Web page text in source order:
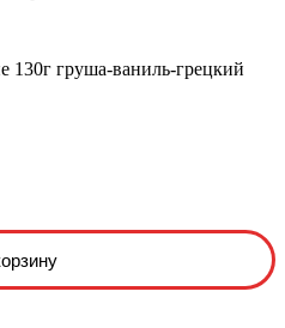
130г груша-ваниль-грецкий